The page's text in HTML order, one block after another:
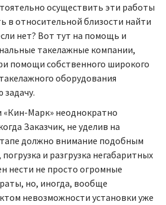
осуществить эти работы
в относительной близости найти
нет? Вот тут на помощь и
такелажные компании,
помощи собственного широкого
оборудования
«Кин-Марк» неоднократно
Заказчик, не уделив на
должно внимание подобным
и разгрузка негабаритных
нести не просто огромные
но, иногда, вообще
невозможности установки уже